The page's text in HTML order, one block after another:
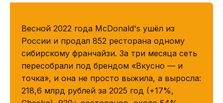
Весной 2022 года McDonald's ушёл из
России и продал 852 ресторана одному
сибирскому франчайзи. За три месяца сеть
пересобрали под брендом «Вкусно — и
точка», и она не просто выжила, а выросла:
218,6 млрд рублей за 2025 год (+17%,